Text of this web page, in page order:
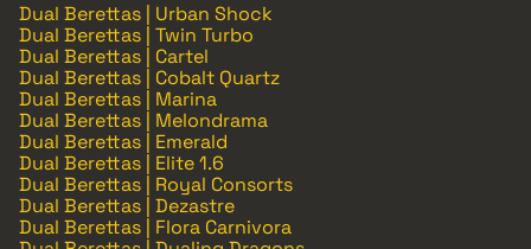
Dual Berettas | Urban Shock
Dual Berettas | Twin Turbo
Dual Berettas | Cartel
Dual Berettas | Cobalt Quartz
Dual Berettas | Marina
Dual Berettas | Melondrama
Dual Berettas | Emerald
Dual Berettas | Elite 1.6
Dual Berettas | Royal Consorts
Dual Berettas | Dezastre
Dual Berettas | Flora Carnivora